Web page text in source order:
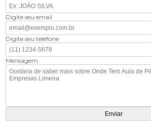
Digite seu email
Digite seu telefone
Mensagem